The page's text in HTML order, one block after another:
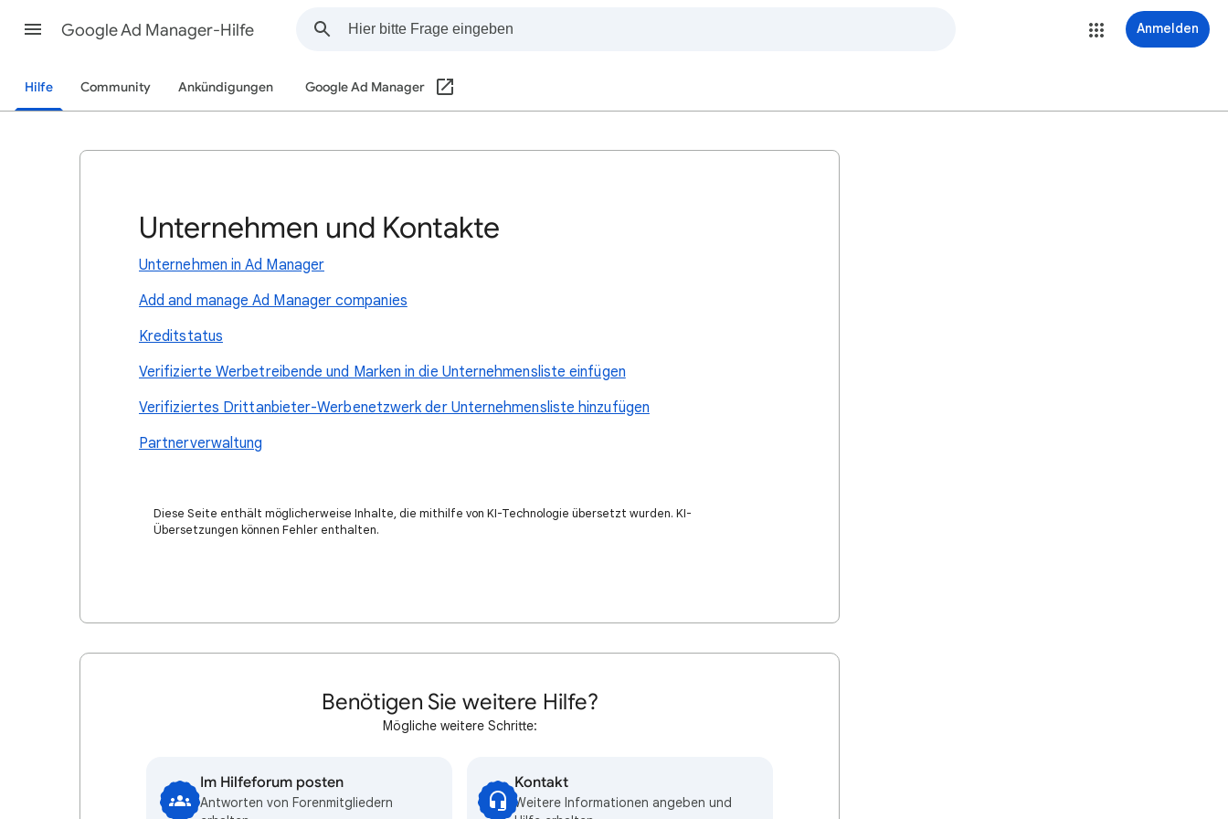
Google Ad Manager-Hilfe Anmelden
Hilfe Community Ankündigungen Google Ad Manager
Unternehmen und Kontakte
Unternehmen in Ad Manager
Add and manage Ad Manager companies
Kreditstatus
Verifizierte Werbetreibende und Marken in die Unternehmensliste einfügen
Verifiziertes Drittanbieter-Werbenetzwerk der Unternehmensliste hinzufügen
Partnerverwaltung
Diese Seite enthält möglicherweise Inhalte, die mithilfe von KI-Technologie übersetzt wurden. KI-
Übersetzungen können Fehler enthalten.
Benötigen Sie weitere Hilfe?
Mögliche weitere Schritte:
Im Hilfeforum posten
Antworten von Forenmitgliedern
Kontakt
Weitere Informationen angeben und